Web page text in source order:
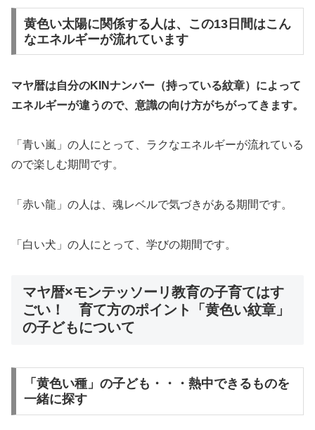
黄色い太陽に関係する人は、この13日間はこん
なエネルギーが流れています
マヤ暦は自分のKINナンバー（持っている紋章）によって
エネルギーが違うので、意識の向け方がちがってきます。
「青い嵐」の人にとって、ラクなエネルギーが流れている
ので楽しむ期間です。
「赤い龍」の人は、魂レベルで気づきがある期間です。
「白い犬」の人にとって、学びの期間です。
マヤ暦×モンテッソーリ教育の子育てはす
ごい！ 育て方のポイント「黄色い紋章」
の子どもについて
「黄色い種」の子ども・・・熱中できるものを
一緒に探す